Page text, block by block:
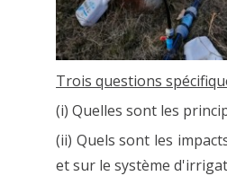
Trois questions
(i) Quelles sont les
(ii) Quels sont les
et sur le système